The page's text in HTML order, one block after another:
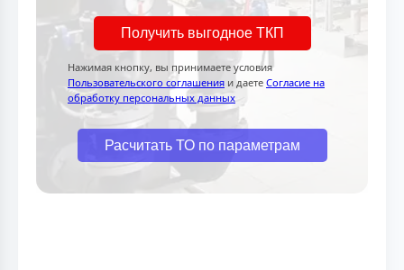
Получить выгодное ТКП
Нажимая кнопку, вы принимаете условия
Пользовательского соглашения и даете Согласие на
обработку персональных данных
Расчитать ТО по параметрам